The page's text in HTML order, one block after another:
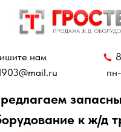
пн-пт: с 9.00 - 17.00
запасные части